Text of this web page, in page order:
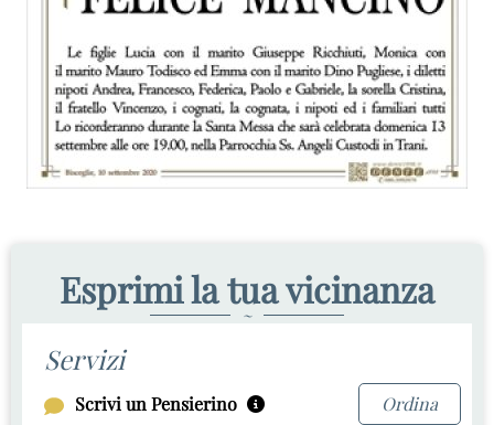
Esprimi la tua vicinanza
~
Servizi
Scrivi un Pensierino
Ordina